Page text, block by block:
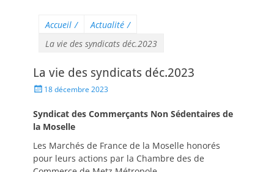
Accueil / Actualité /
La vie des syndicats déc.2023
La vie des syndicats déc.2023
18 décembre 2023
Syndicat des Commerçants Non Sédentaires de
la Moselle
Les Marchés de France de la Moselle honorés
pour leurs actions par la Chambre des de